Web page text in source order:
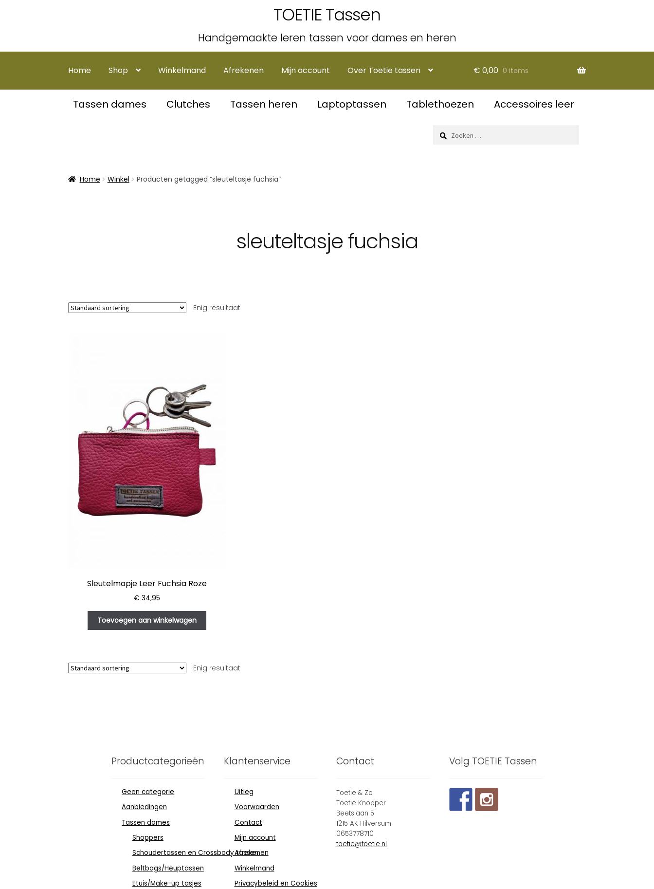
TOETIE Tassen
Handgemaakte leren tassen voor dames en heren
door
naar
Home Shop Winkelmand Afrekenen Mijn account Over Toetie tassen € 0,00 0 items
Tassen dames Clutches Tassen heren Laptoptassen Tablethoezen Accessoires leer
Zoeken
naar:
Home Winkel Producten getagged “sleuteltasje fuchsia”
sleuteltasje fuchsia
Enig resultaat
Sleutelmapje Leer Fuchsia Roze
€ 34,95
Toevoegen aan winkelwagen
Enig resultaat
Productcategorieën
Geen categorie
Aanbiedingen
Tassen dames
Shoppers
Schoudertassen en Crossbody tassen
Beltbags/Heuptassen
Etuis/Make-up tasjes
Klantenservice
Uitleg
Voorwaarden
Contact
Mijn account
Afrekenen
Winkelmand
Privacybeleid en Cookies
Contact
Toetie & Zo
Toetie Knopper
Beetslaan 5
1215 AK Hilversum
0653778710
toetie@toetie.nl
Volg TOETIE Tassen